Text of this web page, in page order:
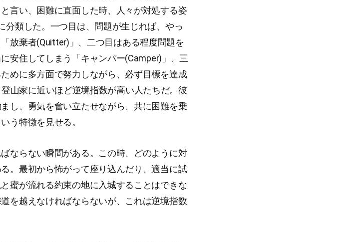
言い、困難に直面した時、人々が対処する姿
分類した。一つ目は、問題が生じれば、やっ
放棄者(Quitter)」、二つ目はある程度問題を
安住してしまう「キャンパー(Camper)」、三
めに多方面で努力しながら、必ず目標を達成
山家に近いほど逆境指数が高い人たちだ。彼
し、勇気を奮い立たせながら、共に困難を乗
う特徴を見せる。
ならない瞬間がある。この時、どのように対
。最初から怖がって座り込んだり、適当に試
蜜が流れる約束の地に入城することはできな
を越えなければならないが、これは逆境指数